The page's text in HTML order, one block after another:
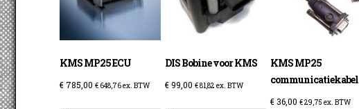
KMS MP25 ECU
€ 785,00 € 648,76ex. BTW
DIS Bobine voor KMS
€99,00 €81,82 ex. BTW
KMS MP25
communicatiekabel
€36,00 €29,75 ex. BTW